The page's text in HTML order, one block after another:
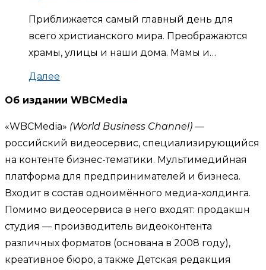
Приближается самый главный день для
всего христианского мира. Преображаются
храмы, улицы и наши дома. Мамы и…
Далее
Об издании WBCMedia
«WBCMedia» (World Business Channel) —
российский видеосервис, специализирующийся
на контенте бизнес-тематики. Мультимедийная
платформа для предпринимателей и бизнеса.
Входит в состав одноимённого медиа-холдинга.
Помимо видеосервиса в него входят: продакшн
студия — производитель видеоконтента
различных форматов (основана в 2008 году),
креативное бюро, а также Детская редакция